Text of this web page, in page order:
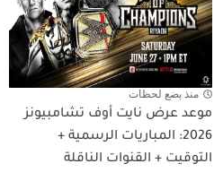
منذ بضع لحظات
موعد عرض نايت أوف تشامبيونز
2026: المباريات الرسمية +
التوقيت + القنوات الناقلة